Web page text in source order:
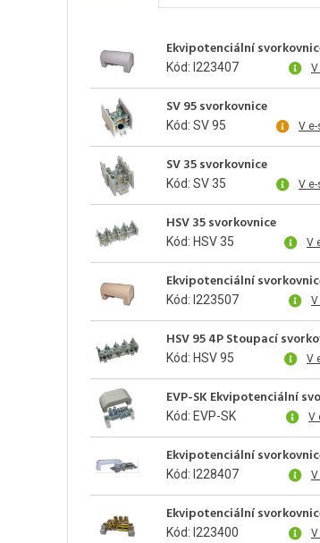
Ekvipotenciální
Kód: I223407
SV 95 svorkovnice
Kód: SV 95 V
SV 35 svorkovnice
Kód: SV 35 V
HSV 35 svorkovnice
Kód: HSV 35 V
Ekvipotenciální
Kód: I223507
HSV 95 4P Stoupací
Kód: HSV 95 V
EVP-SK Ekvipotenciální
Kód: EVP-SK V
Ekvipotenciální
Kód: I228407
Ekvipotenciální
Kód: I223400